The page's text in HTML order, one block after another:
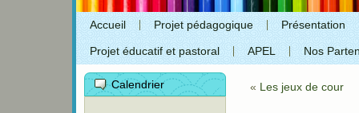
Accueil Projet pédagogique Présentation
Projet éducatif et pastoral APEL Nos
Calendrier « Les jeux de cour